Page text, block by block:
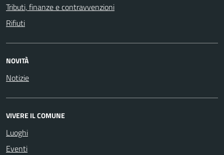
Tributi, finanze e contravvenzioni
Rifiuti
NOVITÀ
Notizie
VIVERE IL COMUNE
Luoghi
Eventi